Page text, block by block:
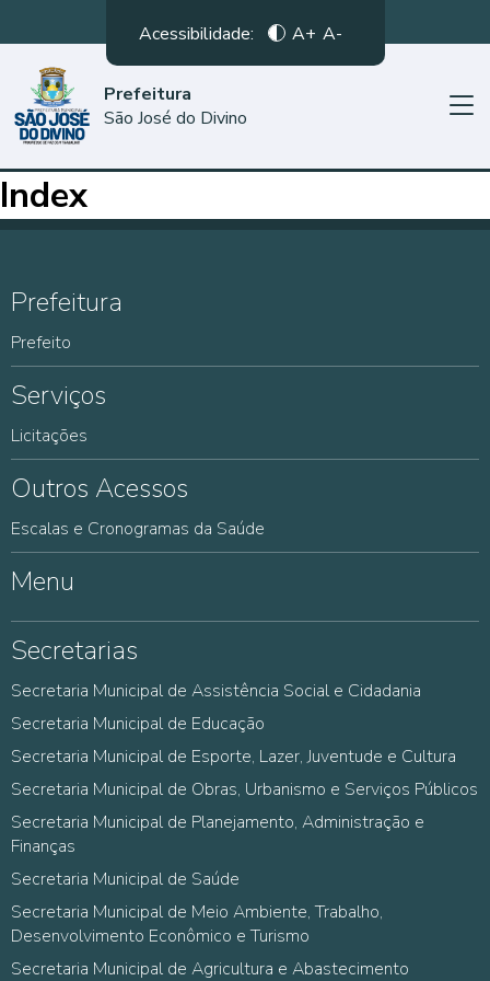
Acessibilidade: A+ A-
Prefeitura
São José do Divino
Index
Prefeitura
Prefeito
Serviços
Licitações
Outros Acessos
Escalas e Cronogramas da Saúde
Menu
Secretarias
Secretaria Municipal de Assistência Social e Cidadania
Secretaria Municipal de Educação
Secretaria Municipal de Esporte, Lazer, Juventude e Cultura
Secretaria Municipal de Obras, Urbanismo e Serviços Públicos
Secretaria Municipal de Planejamento, Administração e
Finanças
Secretaria Municipal de Saúde
Secretaria Municipal de Meio Ambiente, Trabalho,
Desenvolvimento Econômico e Turismo
Secretaria Municipal de Agricultura e Abastecimento